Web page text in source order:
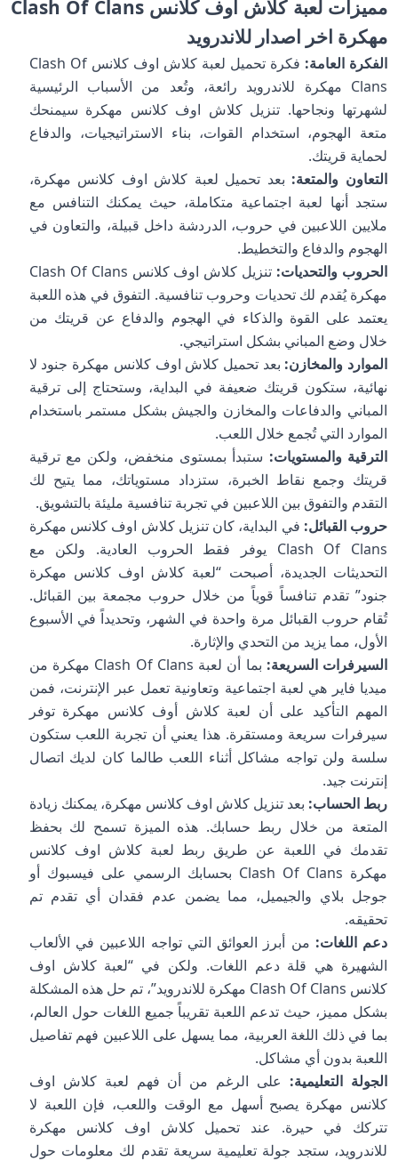
مميزات لعبة كلاش اوف كلانس Clash Of Clans
مهكرة اخر اصدار للاندرويد
الفكرة العامة:
فكرة تحميل لعبة كلاش اوف كلانس Clash Of
Clans مهكرة للاندرويد رائعة، وتُعد من الأسباب الرئيسية
لشهرتها ونجاحها. تنزيل كلاش اوف كلانس مهكرة سيمنحك
متعة الهجوم، استخدام القوات، بناء الاستراتيجيات، والدفاع
لحماية قريتك.
التعاون والمتعة: بعد تحميل لعبة كلاش اوف كلانس مهكرة،
ستجد أنها لعبة اجتماعية متكاملة، حيث يمكنك التنافس مع
ملايين اللاعبين في حروب، الدردشة داخل قبيلة، والتعاون في
الهجوم والدفاع والتخطيط.
الحروب والتحديات:
تنزيل كلاش اوف كلانس Clash Of Clans
مهكرة يُقدم لك تحديات وحروب تنافسية. التفوق في هذه اللعبة
يعتمد على القوة والذكاء في الهجوم والدفاع عن قريتك من
خلال وضع المباني بشكل استراتيجي.
الموارد والمخازن: بعد تحميل كلاش اوف كلانس مهكرة جنود لا
نهائية، ستكون قريتك ضعيفة في البداية، وستحتاج إلى ترقية
المباني والدفاعات والمخازن والجيش بشكل مستمر باستخدام
الموارد التي تُجمع خلال اللعب.
الترقية والمستويات: ستبدأ بمستوى منخفض، ولكن مع ترقية
قريتك وجمع نقاط الخبرة، ستزداد مستوياتك، مما يتيح لك
التقدم والتفوق بين اللاعبين في تجربة تنافسية مليئة بالتشويق.
حروب القبائل: في البداية، كان تنزيل كلاش اوف كلانس مهكرة
Clash Of Clans يوفر فقط الحروب العادية. ولكن مع
التحديثات الجديدة، أصبحت “لعبة كلاش اوف كلانس مهكرة
جنود” تقدم تنافساً قوياً من خلال حروب مجمعة بين القبائل.
تُقام حروب القبائل مرة واحدة في الشهر، وتحديداً في الأسبوع
الأول، مما يزيد من التحدي والإثارة.
السيرفرات السريعة:
بما أن لعبة Clash Of Clans مهكرة من
ميديا فاير هي لعبة اجتماعية وتعاونية تعمل عبر الإنترنت، فمن
المهم التأكيد على أن لعبة كلاش أوف كلانس مهكرة توفر
سيرفرات سريعة ومستقرة. هذا يعني أن تجربة اللعب ستكون
سلسة ولن تواجه مشاكل أثناء اللعب طالما كان لديك اتصال
إنترنت جيد.
ربط الحساب: بعد تنزيل كلاش اوف كلانس مهكرة، يمكنك زيادة
المتعة من خلال ربط حسابك. هذه الميزة تسمح لك بحفظ
تقدمك في اللعبة عن طريق ربط لعبة كلاش اوف كلانس
مهكرة Clash Of Clans بحسابك الرسمي على فيسبوك أو
جوجل بلاي والجيميل، مما يضمن عدم فقدان أي تقدم تم
تحقيقه.
دعم اللغات: من أبرز العوائق التي تواجه اللاعبين في الألعاب
الشهيرة هي قلة دعم اللغات. ولكن في “لعبة كلاش اوف
كلانس Clash Of Clans مهكرة للاندرويد”، تم حل هذه المشكلة
بشكل مميز، حيث تدعم اللعبة تقريباً جميع اللغات حول العالم،
بما في ذلك اللغة العربية، مما يسهل على اللاعبين فهم تفاصيل
اللعبة بدون أي مشاكل.
الجولة التعليمية: على الرغم من أن فهم لعبة كلاش اوف
كلانس مهكرة يصبح أسهل مع الوقت واللعب، فإن اللعبة لا
تتركك في حيرة. عند تحميل كلاش اوف كلانس مهكرة
للاندرويد، ستجد جولة تعليمية سريعة تقدم لك معلومات حول